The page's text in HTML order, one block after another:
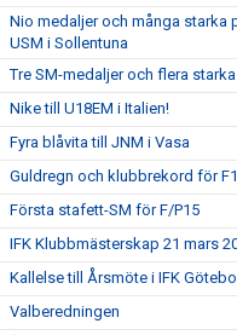
Nio medaljer och många starka
USM i Sollentuna
Tre SM-medaljer och flera
Nike till U18EM i Italien!
Fyra blåvita till JNM i Vasa
Guldregn och klubbrekord för
Första stafett-SM för F/P15
IFK Klubbmästerskap 21 mars
Kallelse till Årsmöte i IFK
Valberedningen